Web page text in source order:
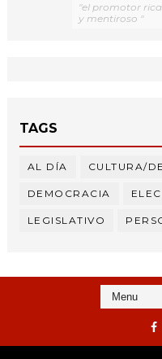
"el promotor
y mentiroso "
TAGS
AL DÍA CULTURA/
DEMOCRACIA
LEGISLATIVO